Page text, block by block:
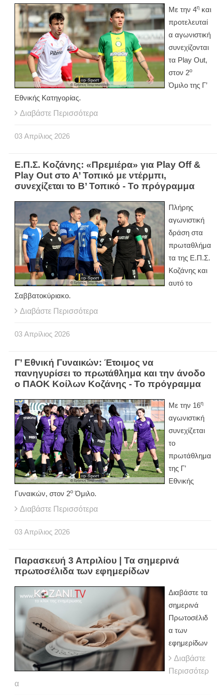
Με την 4η και
προτελευταί
α αγωνιστική
συνεχίζονται
τα Play Out,
στον 2ο
Όμιλο της Γ’
Εθνικής Κατηγορίας.
Διαβάστε Περισσότερα
03 Απρίλιος 2026
Ε.Π.Σ. Κοζάνης: «Πρεμιέρα» για Play Off &
Play Out στο Α’ Τοπικό με ντέρμπι,
συνεχίζεται το Β’ Τοπικό - Το πρόγραμμα
Πλήρης
αγωνιστική
δράση στα
πρωταθλήμα
τα της Ε.Π.Σ.
Κοζάνης και
αυτό το
Σαββατοκύριακο.
Διαβάστε Περισσότερα
03 Απρίλιος 2026
Γ’ Εθνική Γυναικών: Έτοιμος να
πανηγυρίσει το πρωτάθλημα και την άνοδο
ο ΠΑΟΚ Κοίλων Κοζάνης - Το πρόγραμμα
Με την 16η
αγωνιστική
συνεχίζεται
το
πρωτάθλημα
της Γ’
Εθνικής
Γυναικών, στον 2ο Όμιλο.
Διαβάστε Περισσότερα
03 Απρίλιος 2026
Παρασκευή 3 Απριλίου | Τα σημερινά
πρωτοσέλιδα των εφημερίδων
Διαβάστε τα
σημερινά
Πρωτοσέλιδ
α των
εφημερίδων
Διαβάστε
Περισσότερ
α